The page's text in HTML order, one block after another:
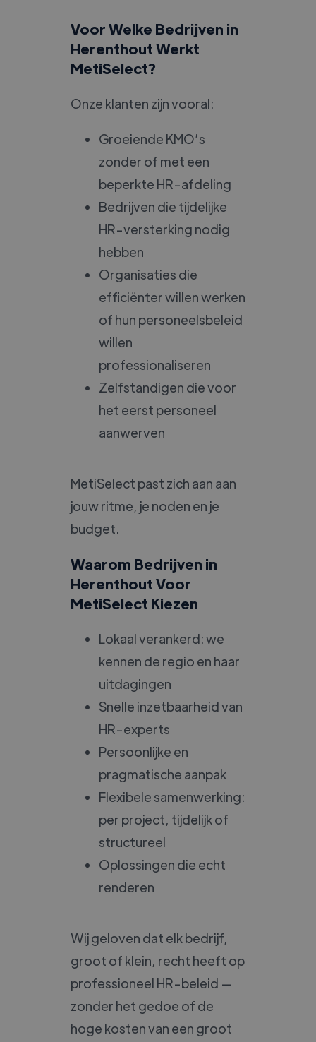
Voor Welke Bedrijven in
Herenthout Werkt
MetiSelect?
Onze klanten zijn vooral:
Groeiende KMO’s
zonder of met een
beperkte HR-afdeling
Bedrijven die tijdelijke
HR-versterking nodig
hebben
Organisaties die
efficiënter willen werken
of hun personeelsbeleid
willen
professionaliseren
Zelfstandigen die voor
het eerst personeel
aanwerven
MetiSelect past zich aan aan
jouw ritme, je noden en je
budget.
Waarom Bedrijven in
Herenthout Voor
MetiSelect Kiezen
Lokaal verankerd: we
kennen de regio en haar
uitdagingen
Snelle inzetbaarheid van
HR-experts
Persoonlijke en
pragmatische aanpak
Flexibele samenwerking:
per project, tijdelijk of
structureel
Oplossingen die echt
renderen
Wij geloven dat elk bedrijf,
groot of klein, recht heeft op
professioneel HR-beleid —
zonder het gedoe of de
hoge kosten van een groot